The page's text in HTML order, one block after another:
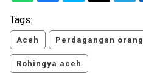
Tags:
Aceh Perdagangan orang
Rohingya aceh